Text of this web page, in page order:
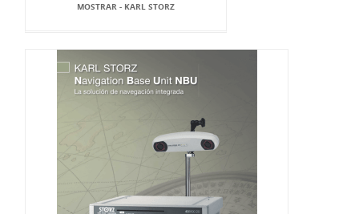
MOSTRAR - KARL STORZ